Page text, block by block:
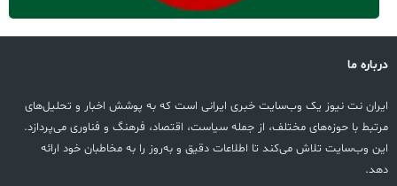
درباره ما
ایران نت نیوز یک وب‌سایت خبری ایرانی است که به پوشش اخبار و تحلیل‌های
مرتبط با حوزه‌های مختلف، از جمله سیاست، اقتصاد، فرهنگ و فناوری می‌پردازد.
این وب‌سایت تلاش می‌کند تا اطلاعات دقیق و به‌روز را به مخاطبان خود ارائه
دهد.